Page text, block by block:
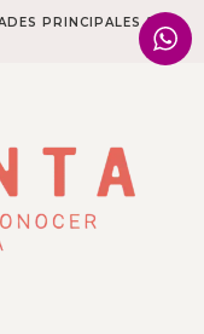
PRINCIPALES 2-4